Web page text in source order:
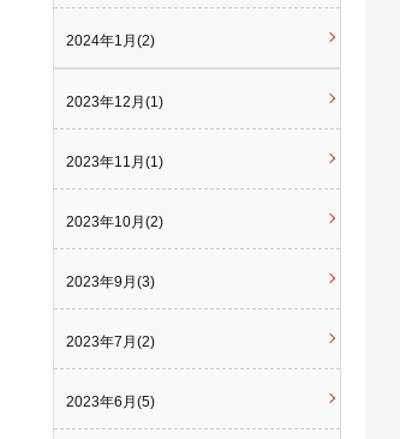
2024年1月(2)
2023年12月(1)
2023年11月(1)
2023年10月(2)
2023年9月(3)
2023年7月(2)
2023年6月(5)